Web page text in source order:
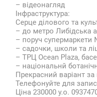
– відеонагляд
Інфраструктура:
Серце ділового та
– до метро Либідська
– поруч супермаркети
– садочки, школи та
– ТРЦ Ocean Plaza,
– національнй
Прекрасний варіант
Телефонуйте для
Ціна 230000 у.о.